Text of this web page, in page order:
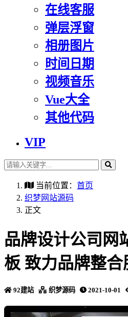
在线客服
弹层浮窗
相册图片
时间日期
视频音乐
Vue大全
其他代码
VIP
当前位置： 首页
织梦网站源码
正文
品牌设计公司网
板 致力品牌整合
92建站 织梦源码 2021-10-01